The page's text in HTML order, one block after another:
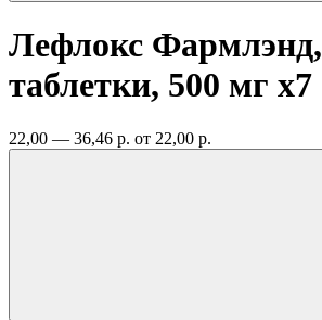
Лефлокс Фармлэнд,
таблетки, 500 мг x7
22,00 — 36,46 р. от 22,00 р.